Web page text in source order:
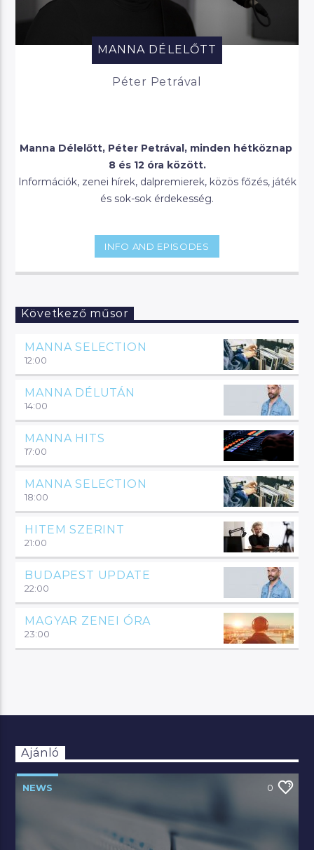
MANNA DÉLELŐTT
Péter Petrával
Manna Délelőtt, Péter Petrával, minden hétköznap
8 és 12 óra között.
Információk, zenei hírek, dalpremierek, közös főzés, játék
és sok-sok érdekesség.
INFO AND EPISODES
Következő műsor
MANNA SELECTION
12:00
MANNA DÉLUTÁN
14:00
MANNA HITS
17:00
MANNA SELECTION
18:00
HITEM SZERINT
21:00
BUDAPEST UPDATE
22:00
MAGYAR ZENEI ÓRA
23:00
Ajánló
NEWS 0